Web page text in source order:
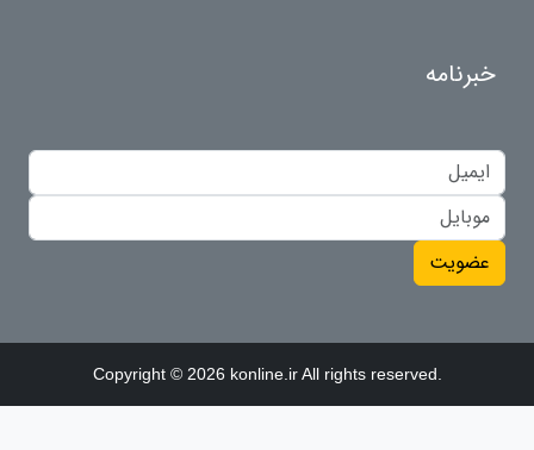
خبرنامه
عضویت
Copyright © 2026 konline.ir All rights reserved.